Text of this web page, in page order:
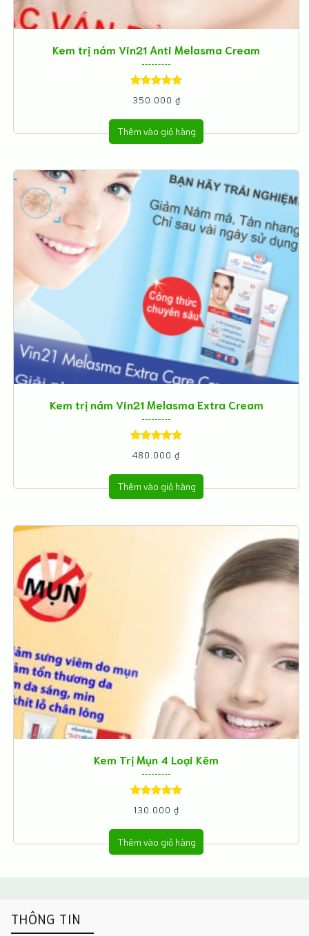
Kem trị nám Vin21 Anti Melasma Cream
Được xếp
hạng5.005
sao
350.000 ₫
Thêm vào giỏ hàng
Kem trị nám Vin21 Melasma Extra Cream
Được xếp
hạng5.005
sao
480.000₫
Thêm vào giỏ hàng
Kem Trị Mụn 4 Loại Kẽm
Được xếp
hạng5.005
sao
130.000₫
Thêm vào giỏ hàng
THÔNG TIN